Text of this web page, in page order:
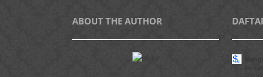
ABOUT THE AUTHOR